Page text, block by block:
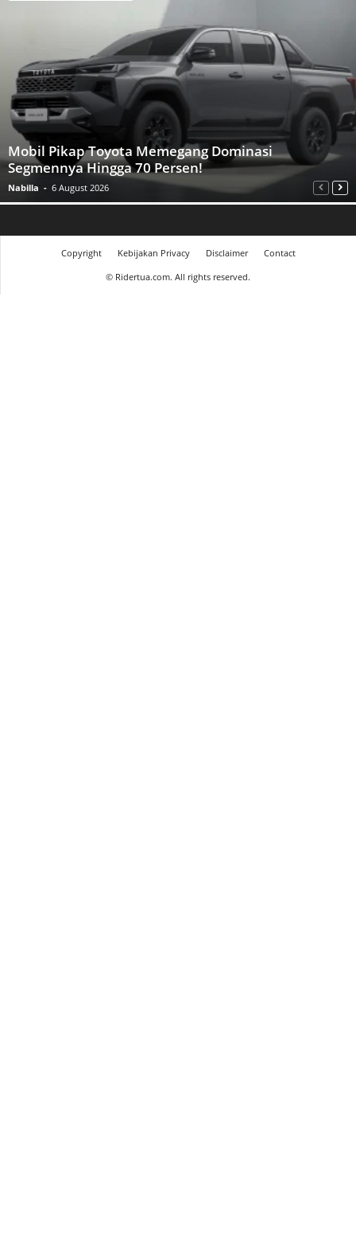
Mobil Pikap Toyota Memegang Dominasi
Segmennya Hingga 70 Persen!
Nabilla - 6 August 2026
Copyright Kebijakan Privacy Disclaimer
Contact
© Ridertua.com. All rights reserved.